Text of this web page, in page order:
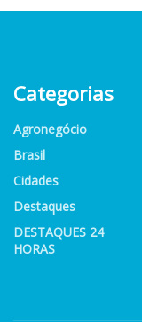
Categorias
Agronegócio
Brasil
Cidades
Destaques
DESTAQUES 24
HORAS